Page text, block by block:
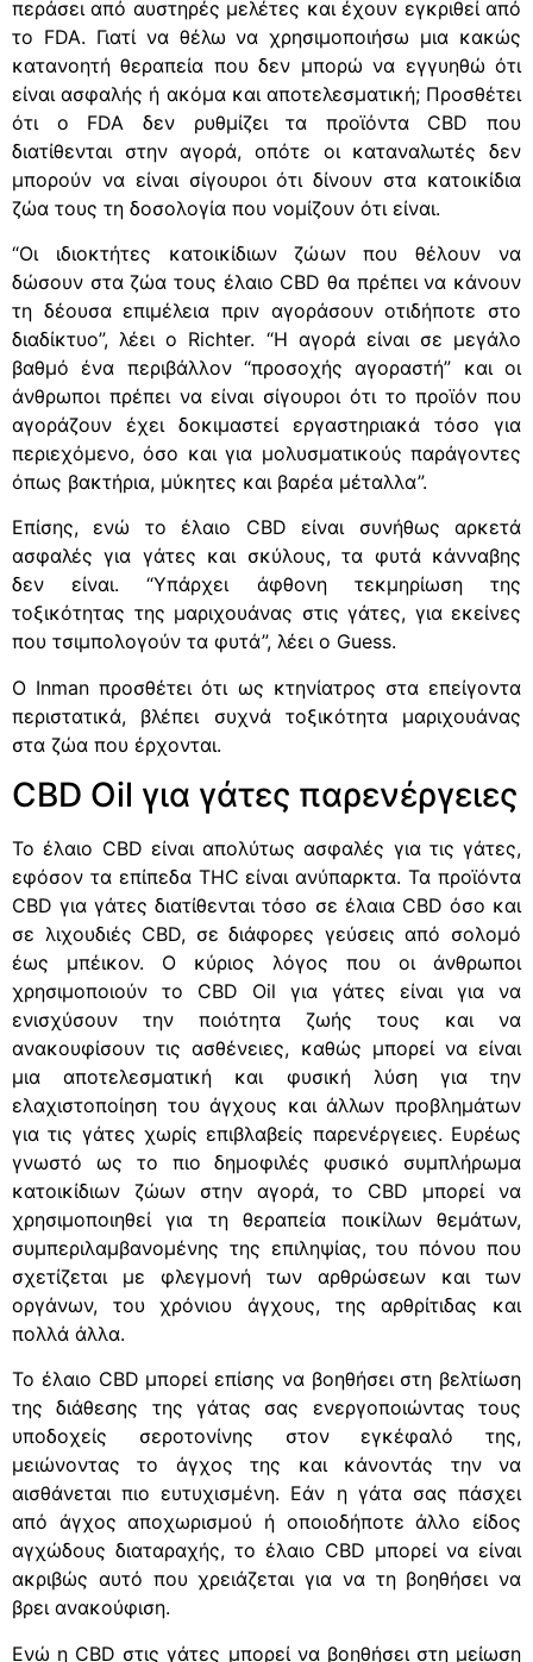
περάσει από αυστηρές μελέτες και έχουν εγκριθεί από
το FDA. Γιατί να θέλω να χρησιμοποιήσω μια κακώς
κατανοητή θεραπεία που δεν μπορώ να εγγυηθώ ότι
είναι ασφαλής ή ακόμα και αποτελεσματική; Προσθέτει
ότι ο FDA δεν ρυθμίζει τα προϊόντα CBD που
διατίθενται στην αγορά, οπότε οι καταναλωτές δεν
μπορούν να είναι σίγουροι ότι δίνουν στα κατοικίδια
ζώα τους τη δοσολογία που νομίζουν ότι είναι.
“Οι ιδιοκτήτες κατοικίδιων ζώων που θέλουν να
δώσουν στα ζώα τους έλαιο CBD θα πρέπει να κάνουν
τη δέουσα επιμέλεια πριν αγοράσουν οτιδήποτε στο
διαδίκτυο”, λέει ο Richter. “Η αγορά είναι σε μεγάλο
βαθμό ένα περιβάλλον “προσοχής αγοραστή” και οι
άνθρωποι πρέπει να είναι σίγουροι ότι το προϊόν που
αγοράζουν έχει δοκιμαστεί εργαστηριακά τόσο για
περιεχόμενο, όσο και για μολυσματικούς παράγοντες
όπως βακτήρια, μύκητες και βαρέα μέταλλα”.
Επίσης, ενώ το έλαιο CBD είναι συνήθως αρκετά
ασφαλές για γάτες και σκύλους, τα φυτά κάνναβης
δεν είναι. “Υπάρχει άφθονη τεκμηρίωση της
τοξικότητας της μαριχουάνας στις γάτες, για εκείνες
που τσιμπολογούν τα φυτά”, λέει ο Guess.
Ο Inman προσθέτει ότι ως κτηνίατρος στα επείγοντα
περιστατικά, βλέπει συχνά τοξικότητα μαριχουάνας
στα ζώα που έρχονται.
CBD Oil για γάτες παρενέργειες
Το έλαιο CBD είναι απολύτως ασφαλές για τις γάτες,
εφόσον τα επίπεδα THC είναι ανύπαρκτα. Τα προϊόντα
CBD για γάτες διατίθενται τόσο σε έλαια CBD όσο και
σε λιχουδιές CBD, σε διάφορες γεύσεις από σολομό
έως μπέικον. Ο κύριος λόγος που οι άνθρωποι
χρησιμοποιούν το CBD Oil για γάτες είναι για να
ενισχύσουν την ποιότητα ζωής τους και να
ανακουφίσουν τις ασθένειες, καθώς μπορεί να είναι
μια αποτελεσματική και φυσική λύση για την
ελαχιστοποίηση του άγχους και άλλων προβλημάτων
για τις γάτες χωρίς επιβλαβείς παρενέργειες. Ευρέως
γνωστό ως το πιο δημοφιλές φυσικό συμπλήρωμα
κατοικίδιων ζώων στην αγορά, το CBD μπορεί να
χρησιμοποιηθεί για τη θεραπεία ποικίλων θεμάτων,
συμπεριλαμβανομένης της επιληψίας, του πόνου που
σχετίζεται με φλεγμονή των αρθρώσεων και των
οργάνων, του χρόνιου άγχους, της αρθρίτιδας και
πολλά άλλα.
Το έλαιο CBD μπορεί επίσης να βοηθήσει στη βελτίωση
της διάθεσης της γάτας σας ενεργοποιώντας τους
υποδοχείς σεροτονίνης στον εγκέφαλό της,
μειώνοντας το άγχος της και κάνοντάς την να
αισθάνεται πιο ευτυχισμένη. Εάν η γάτα σας πάσχει
από άγχος αποχωρισμού ή οποιοδήποτε άλλο είδος
αγχώδους διαταραχής, το έλαιο CBD μπορεί να είναι
ακριβώς αυτό που χρειάζεται για να τη βοηθήσει να
βρει ανακούφιση.
Ενώ η CBD στις γάτες μπορεί να βοηθήσει στη μείωση